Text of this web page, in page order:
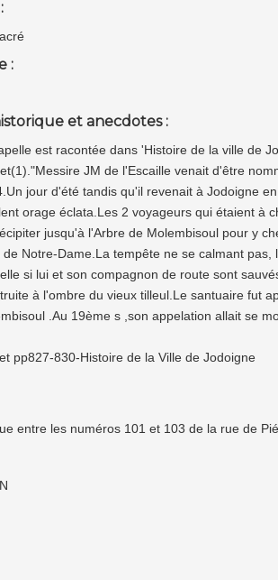
:
et anecdotes :
est racontée dans 'Histoire de la ville de
JM de l'Escaille venait d'être
jour d'été tandis qu'il revenait à Jodoigne
orage éclata.Les 2 voyageurs qui étaient à
jusqu'à l'Arbre de Molembisoul pour y
Notre-Dame.La tempête ne se calmant pas,
si lui et son compagnon de route sont
à l'ombre du vieux tilleul.Le santuaire fut
.Au 19ème s ,son appelation allait se
pp827-830-Histoire de la Ville de Jodoigne
entre les numéros 101 et 103 de la rue de